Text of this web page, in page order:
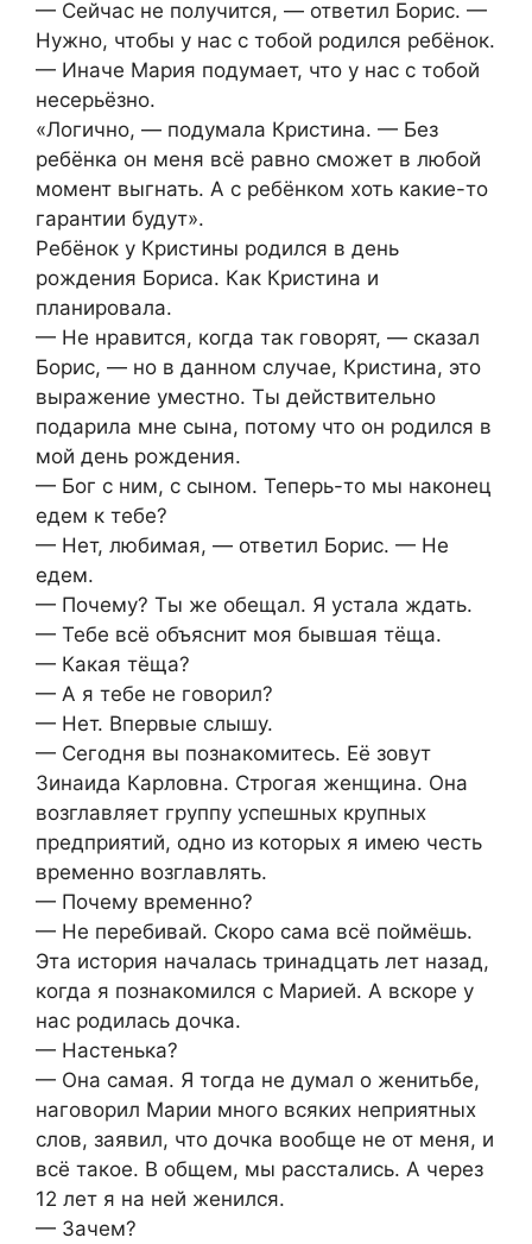
— Сейчас не получится, — ответил Борис. —
Нужно, чтобы у нас с тобой родился ребёнок.
— Иначе Мария подумает, что у нас с тобой
несерьёзно.
«Логично, — подумала Кристина. — Без
ребёнка он меня всё равно сможет в любой
момент выгнать. А с ребёнком хоть какие-то
гарантии будут».
Ребёнок у Кристины родился в день
рождения Бориса. Как Кристина и
планировала.
— Не нравится, когда так говорят, — сказал
Борис, — но в данном случае, Кристина, это
выражение уместно. Ты действительно
подарила мне сына, потому что он родился в
мой день рождения.
— Бог с ним, с сыном. Теперь-то мы наконец
едем к тебе?
— Нет, любимая, — ответил Борис. — Не
едем.
— Почему? Ты же обещал. Я устала ждать.
— Тебе всё объяснит моя бывшая тёща.
— Какая тёща?
— А я тебе не говорил?
— Нет. Впервые слышу.
— Сегодня вы познакомитесь. Её зовут
Зинаида Карловна. Строгая женщина. Она
возглавляет группу успешных крупных
предприятий, одно из которых я имею честь
временно возглавлять.
— Почему временно?
— Не перебивай. Скоро сама всё поймёшь.
Эта история началась тринадцать лет назад,
когда я познакомился с Марией. А вскоре у
нас родилась дочка.
— Настенька?
— Она самая. Я тогда не думал о женитьбе,
наговорил Марии много всяких неприятных
слов, заявил, что дочка вообще не от меня, и
всё такое. В общем, мы расстались. А через
12 лет я на ней женился.
— Зачем?